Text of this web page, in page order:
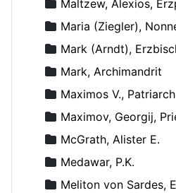
Maltzew, Alexios,
Maria (Ziegler),
Mark (Arndt),
Mark, Archimandrit
Maximos V., Patriarch
Maximov, Georgij,
McGrath, Alister E.
Medawar, P.K.
Meliton von Sardes,